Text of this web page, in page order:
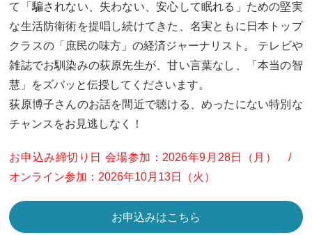
て「騙されない、失わない、安心して眠れる」ための堅実
な生活防衛術を提唱し続けてきた、名実ともに日本トップ
クラスの「庶民の味方」の経済ジャーナリスト。 テレビや
雑誌でお馴染みの荻原先生が、甘い言葉なし、「本当の智
慧」をズバッと伝授してくださいます。
荻原博子さんのお話を間近で聴ける、めったにない特別な
チャンスをお見逃しなく！
お申込み締切り日 会場参加：2026年9月28日（月） /
オンライン参加：2026年10月13日（火）
お申込みはこちら